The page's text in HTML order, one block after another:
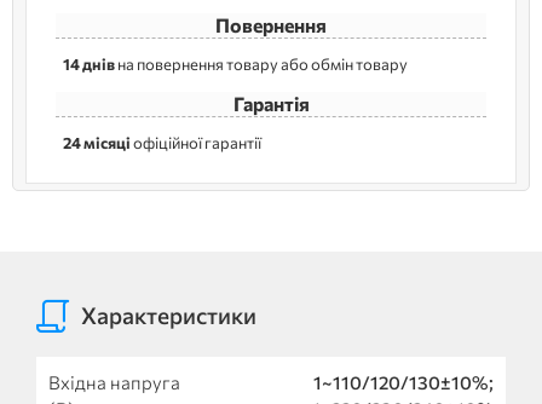
Повернення
14 днівна повернення товару або обмін товару
Гарантія
24 місяціофіційної гарантії
Характеристики
Вхідна напруга
1~110/120/130±10%;